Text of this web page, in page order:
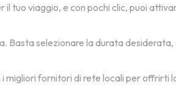
tuo viaggio, e con pochi clic, puoi
Basta selezionare la durata
migliori fornitori di rete locali per offrirti